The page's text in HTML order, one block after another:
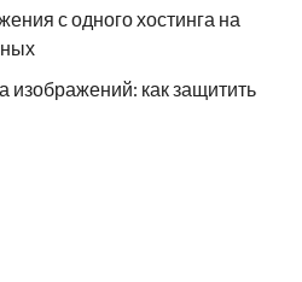
с одного хостинга на
изображений: как защитить